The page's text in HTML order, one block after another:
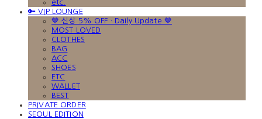
etc.
🔑 VIP LOUNGE
🤎 신상 5% OFF · Daily Update 🤎
MOST LOVED
CLOTHES
BAG
ACC
SHOES
ETC
WALLET
BEST
PRIVATE ORDER
SEOUL EDITION